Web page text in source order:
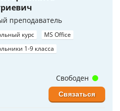
преподаватель
курс
MS Office
1-9 класса
Свободен
Связаться